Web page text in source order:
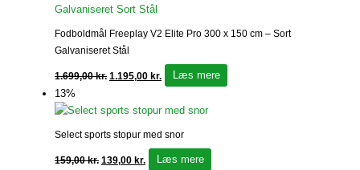
Fodboldmål Freeplay V2 Elite Pro 300 x 150 cm – Sort
Galvaniseret Stål
1.699,00kr. 1.195,00 kr.
Læs mere
13%
Select sports stopur med snor
159,00kr. 139,00 kr.
Læs mere